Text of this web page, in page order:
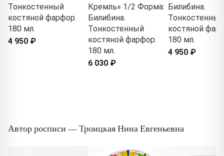
Тонкостенный
костяной фарфор.
180 мл.
4 950 ₽
Кремль» 1/2 Форма:
Билибина.
Тонкостенный
костяной фарфор.
180 мл.
6 030 ₽
Билибина.
Тонкостенный
костяной
180 мл.
4 950 ₽
Автор росписи — Троицкая Нина Евгеньевна